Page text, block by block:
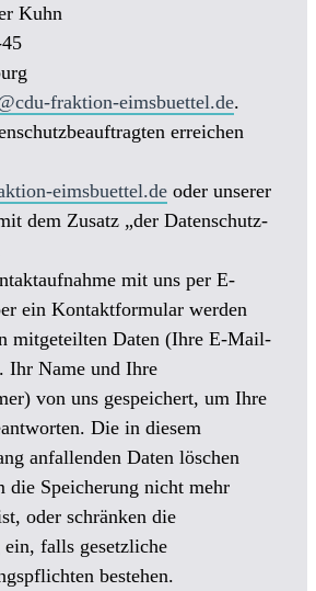
Kuhn
fraktion-eimsbuettel.de.
erreichen
eimsbuettel.de oder unserer
dem Zusatz „der Daten­schutz­
mit uns per E-
ein Kontaktformular werden
mitgeteilten Daten (Ihre E-Mail-
Ihr Name und Ihre
von uns gespeichert, um Ihre
Die in diesem
anfallenden Daten löschen
die Speicherung nicht mehr
oder schränken die
ein, falls gesetzliche
bestehen.